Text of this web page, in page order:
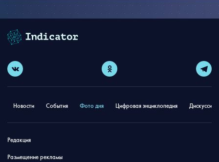
Новости События Фото дня Цифровая энциклопедия
Редакция
Размещение рекламы